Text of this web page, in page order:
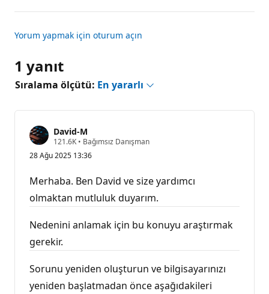
Yorum yapmak için oturum açın
1 yanıt
Sıralama ölçütü: En yararlı
David-M
121.6K S
y
ı
n
l
ı
p
u
n
• Bağımsız Danışman
28 Ağu 2025 13:36
Merhaba. Ben David ve size yardımcı
olmaktan mutluluk duyarım.
Nedenini anlamak için bu konuyu araştırmak
gerekir.
Sorunu yeniden oluşturun ve bilgisayarınızı
yeniden başlatmadan önce aşağıdakileri